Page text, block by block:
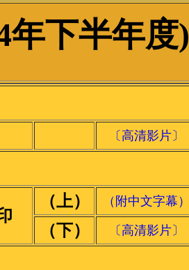
年下半年度)
〔高清影片〕
（上） （附中文字幕）
（下） 〔高清影片〕